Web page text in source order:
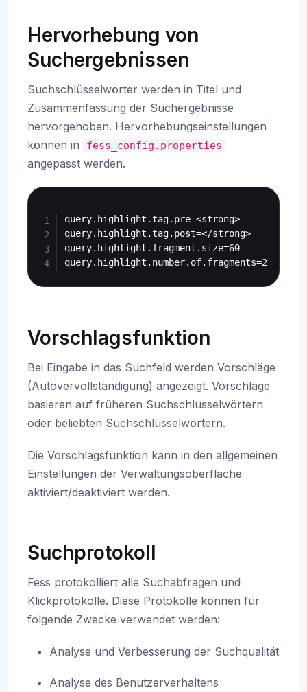
Hervorhebung von
Suchergebnissen
Suchschlüsselwörter werden in Titel und
Zusammenfassung der Suchergebnisse
hervorgehoben. Hervorhebungseinstellungen
können in
fess_config.properties
angepasst werden.
query.highlight.tag.pre=<strong>
query.highlight.tag.post=</strong>
query.highlight.fragment.size=60
Vorschlagsfunktion
Bei Eingabe in das Suchfeld werden Vorschläge
(Autovervollständigung) angezeigt. Vorschläge
basieren auf früheren Suchschlüsselwörtern
oder beliebten Suchschlüsselwörtern.
Die Vorschlagsfunktion kann in den allgemeinen
Einstellungen der Verwaltungsoberfläche
aktiviert/deaktiviert werden.
Suchprotokoll
Fess protokolliert alle Suchabfragen und
Klickprotokolle. Diese Protokolle können für
folgende Zwecke verwendet werden:
Analyse und Verbesserung der Suchqualität
Analyse des Benutzerverhaltens